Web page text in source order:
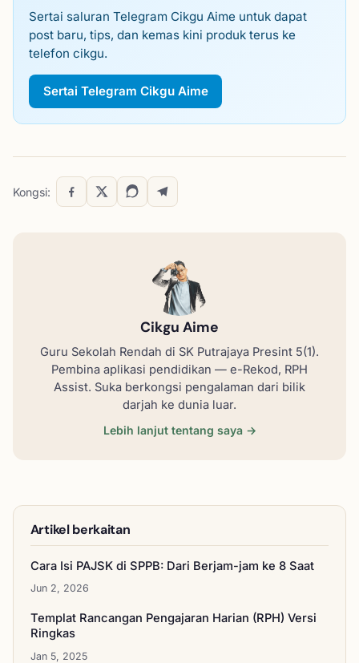
Sertai saluran Telegram Cikgu Aime untuk dapat
post baru, tips, dan kemas kini produk terus ke
telefon cikgu.
Sertai Telegram Cikgu Aime
Kongsi:
Cikgu Aime
Guru Sekolah Rendah di SK Putrajaya Presint 5(1).
Pembina aplikasi pendidikan — e-Rekod, RPH
Assist. Suka berkongsi pengalaman dari bilik
darjah ke dunia luar.
Lebih lanjut tentang saya →
Artikel berkaitan
Cara Isi PAJSK di SPPB: Dari Berjam-jam ke 8 Saat
Jun 2, 2026
Templat Rancangan Pengajaran Harian (RPH) Versi
Ringkas
Jan 5, 2025